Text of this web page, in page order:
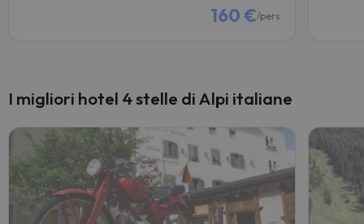
160 €/pers.
I migliori hotel 4 stelle di Alpi italiane